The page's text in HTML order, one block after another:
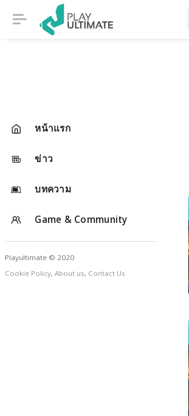
หน้าแรก
ข่าว
บทความ
Game & Community
Playultimate © 2020
Cookie Policy, About us, Contact Us